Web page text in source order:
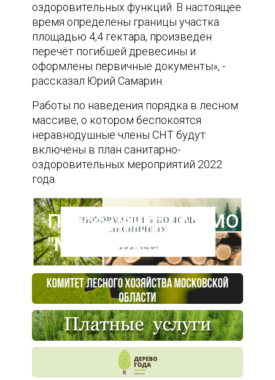
оздоровительных функций. В настоящее
время определены границы участка
площадью 4,4 гектара, произведён
перечёт погибшей древесины и
оформлены первичные документы», -
рассказал Юрий Самарин.
Работы по наведения порядка в лесном
массиве, о котором беспокоятся
неравнодушные члены СНТ будут
включены в план санитарно-
оздоровительных мероприятий 2022
года.
Пресс-центр ГАУ МО
"Мособллес"